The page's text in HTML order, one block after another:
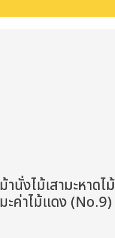
ม้านั่งไม้เสามะหาดไม้
มะค่าไม้แดง (No.9)